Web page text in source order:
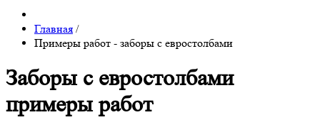
Главная /
Примеры работ - заборы с евростолбами
Заборы с евростолбами
примеры работ